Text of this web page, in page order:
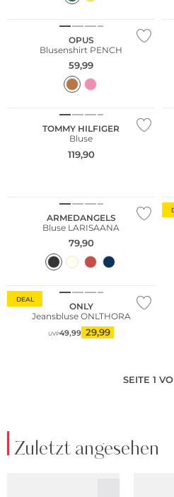
OPUS
Blusenshirt PENCH
59,99
TOMMY HILFIGER
Bluse
119,90
ARMEDANGELS
Bluse LARISAANA
79,90
DEAL
ONLY
Jeansbluse ONLTHORA
UVP49,99 29,99
SEITE 1
Zuletzt angesehen